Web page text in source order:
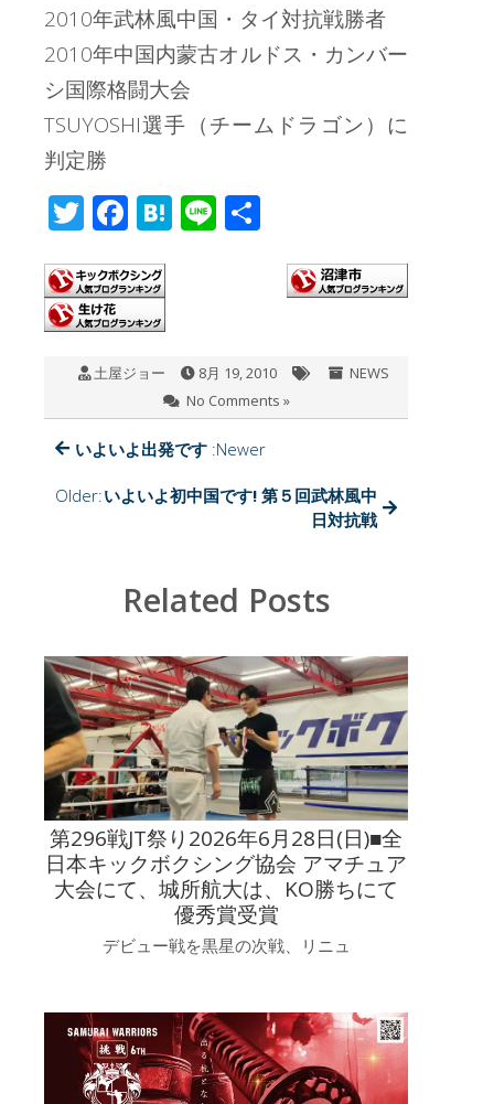
2010年武林風中国・タイ対抗戦勝者
2010年中国内蒙古オルドス・カンバー
シ国際格闘大会
TSUYOSHI選手（チームドラゴン）に
判定勝
T
tt
er
F
e
b
o
k
H
a
Li
土屋ジョー 8月 19, 2010
NEWS
No Comments »
いよいよ出発です :Newer
Older:いよいよ初中国です! 第５回武林風中
日対抗戦
Related Posts
第296戦JT祭り2026年6月28日(日)■全
日本キックボクシング協会 アマチュア
大会にて、城所航大は、KO勝ちにて
優秀賞受賞
デビュー戦を黒星の次戦、リニュ